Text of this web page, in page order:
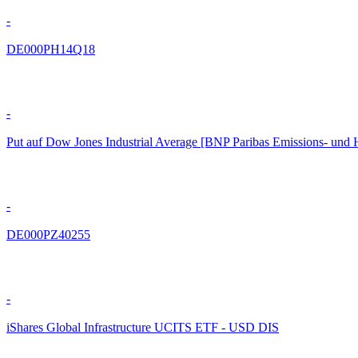
-
DE000PH14Q18
-
Put auf Dow Jones Industrial Average [BNP Paribas Emissions- und
-
DE000PZ40255
-
iShares Global Infrastructure UCITS ETF - USD DIS